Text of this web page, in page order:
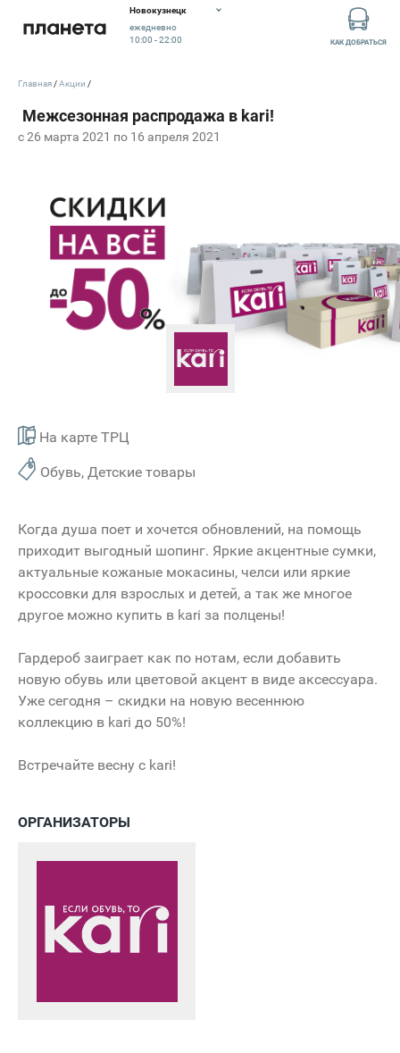
Новокузнецк
ежедневно
10:00 - 22:00
КАК ДОБРАТЬСЯ
c 26 марта 2021 по 16 апреля 2021
На карте ТРЦ
Обувь, Детские товары
Главная Акции
Когда душа поет и хочется обновлений, на помощь
приходит выгодный шопинг. Яркие акцентные сумки,
актуальные кожаные мокасины, челси или яркие
кроссовки для взрослых и детей, а так же многое
другое можно купить в kari за полцены!
Гардероб заиграет как по нотам, если добавить
новую обувь или цветовой акцент в виде аксессуара.
Уже сегодня – скидки на новую весеннюю
коллекцию в kari до 50%!
Встречайте весну с kari!
ОРГАНИЗАТОРЫ